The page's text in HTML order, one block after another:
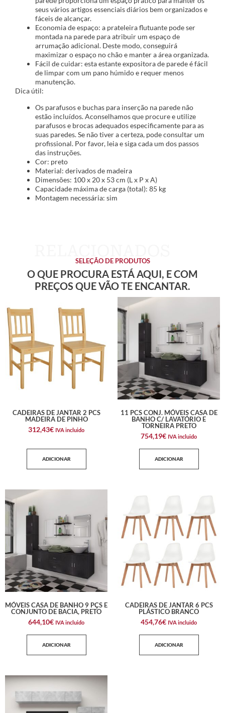
seus vários artigos essenciais diários bem organizados e
fáceis de alcançar.
Economia de espaço: a prateleira flutuante pode ser
montada na parede para atribuir um espaço de
arrumação adicional. Deste modo, conseguirá
maximizar o espaço no chão e manter a área organizada.
Fácil de cuidar: esta estante expositora de parede é fácil
de limpar com um pano húmido e requer menos
manutenção.
Dica útil:
Os parafusos e buchas para inserção na parede não
estão incluídos. Aconselhamos que procure e utilize
parafusos e brocas adequados especificamente para as
suas paredes. Se não tiver a certeza, pode consultar um
profissional. Por favor, leia e siga cada um dos passos
das instruções.
Cor: preto
Material: derivados de madeira
Dimensões: 100 x 20 x 53 cm (L x P x A)
Capacidade máxima de carga (total): 85 kg
Montagem necessária: sim
SELEÇÃO DE PRODUTOS
O QUE PROCURA ESTÁ AQUI, E COM
PREÇOS QUE VÃO TE ENCANTAR.
CADEIRAS DE JANTAR 2 PCS
MADEIRA DE PINHO
312,43€ IVA incluido
ADICIONAR
11 PCS CONJ. MÓVEIS CASA DE
BANHO C/ LAVATÓRIO E
TORNEIRA PRETO
754,19€ IVA incluido
ADICIONAR
MÓVEIS CASA DE BANHO 9 PÇS E
CONJUNTO DE BACIA, PRETO
644,10€ IVA incluido
ADICIONAR
CADEIRAS DE JANTAR 6 PCS
PLÁSTICO BRANCO
454,76€ IVA incluido
ADICIONAR